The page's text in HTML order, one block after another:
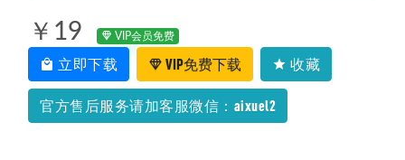
￥19 VIP会员免费
立即下载 VIP免费下载 收藏
官方售后服务请加客服微信：aixuel2
04-23
23年高中语文网课教程乐学2023陈焕文高一语文视频教程
（暑假班+秋季班） 2023-02-13